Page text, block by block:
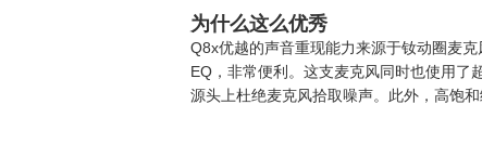
为什么这么优秀
Q8x优越的声音重现能力来源于钕动圈麦
EQ，非常便利。这支麦克风同时也使用了
源头上杜绝麦克风拾取噪声。此外，高饱